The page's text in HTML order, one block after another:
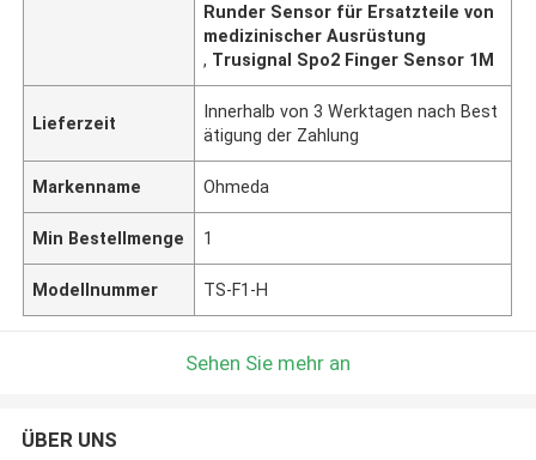
Runder Sensor für Ersatzteile von
medizinischer Ausrüstung
, Trusignal Spo2 Finger Sensor 1M
Lieferzeit
Innerhalb von 3 Werktagen nach Best
ätigung der Zahlung
Markenname Ohmeda
Min Bestellmenge 1
Modellnummer TS-F1-H
Sehen Sie mehr an
ÜBER UNS